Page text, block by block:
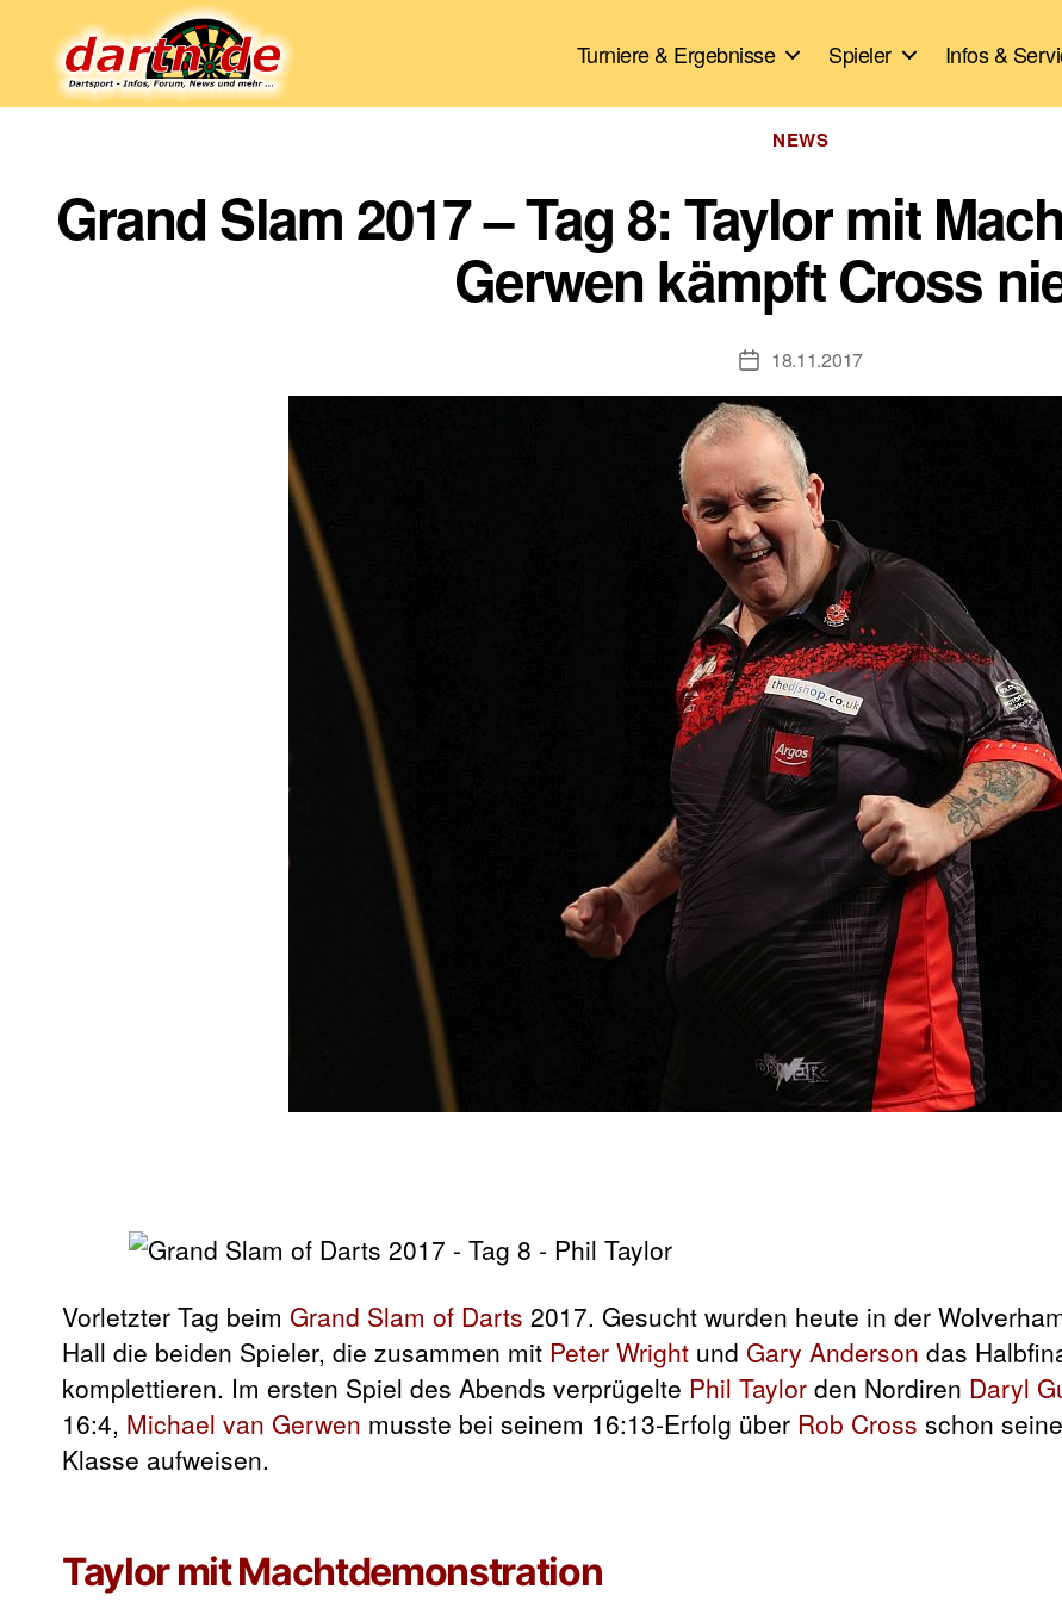
Turniere & Ergebnisse Spieler Infos &
Kategorien
NEWS
Grand Slam 2017 – Tag 8: Taylor mit
Gerwen kämpft Cross
Veröffentlichungsdatum
18.11.2017
Vorletzter Tag beim Grand Slam of Darts 2017. Gesucht wurden heute in der
Hall die beiden Spieler, die zusammen mit Peter Wright und Gary Anderson das
komplettieren. Im ersten Spiel des Abends verprügelte Phil Taylor den Nordiren Daryl
16:4, Michael van Gerwen musste bei seinem 16:13-Erfolg über Rob Cross schon
Klasse aufweisen.
Taylor mit Machtdemonstration